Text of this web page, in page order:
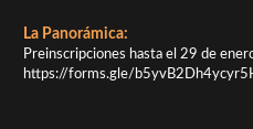
La Panorámica:
Preinscripciones hasta el 29 de
https://forms.gle/